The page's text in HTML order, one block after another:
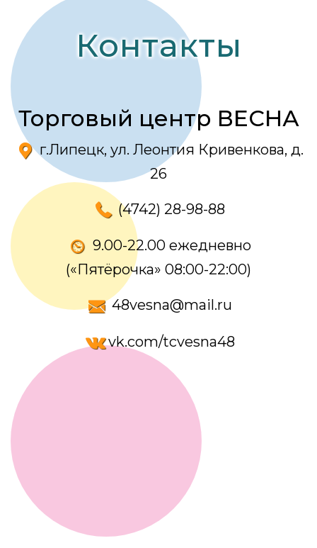
Контакты
Торговый центр ВЕСНА
г.Липецк, ул. Леонтия Кривенкова, д.
26
(4742) 28-98-88
9.00-22.00 ежедневно
(«Пятёрочка» 08:00-22:00)
48vesna@mail.ru
vk.com/tcvesna48